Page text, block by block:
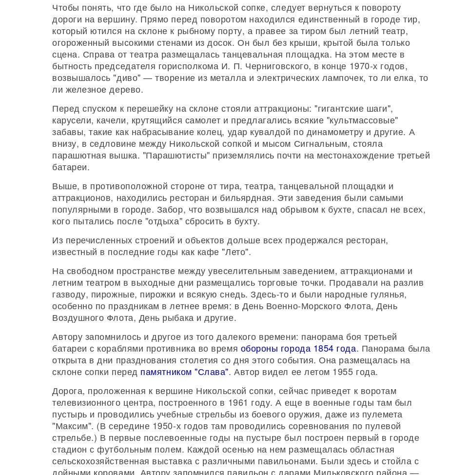
Чтобы понять, что где было на Никольской сопке, следует вернуться к повороту
дороги на вершину. Прямо перед поворотом находился единственный в городе тир,
который ютился на склоне к рыбному порту, а правее за тиром был летний театр,
огороженный высокими стенами из досок. Он был без крыши, крытой была только
сцена. Справа от театра размещалась танцевальная площадка. На этом месте в
бытность председателя горисполкома И. П. Черниговского, в конце 1970-х годов,
возвышалось "диво" — творение из металла и электрических лампочек, то ли елка, то
ли железное дерево.
Перед спуском к перешейку на склоне стояли аттракционы: "гигантские шаги",
карусели, качели, крутящийся самолет и предлагались всякие "культмассовые"
забавы, такие как набрасывание колец, удар кувалдой по динамометру и другие. А
внизу, в седловине между Никольской сопкой и мысом Сигнальным, стояла
парашютная вышка. "Парашютисты" приземлялись почти на местонахождение третьей
батареи.
Выше, в противоположной стороне от тира, театра, танцевальной площадки и
аттракционов, находились ресторан и бильярдная. Эти заведения были самыми
популярными в городе. Забор, что возвышался над обрывом к бухте, спасал не всех,
кого пытались после "отдыха" сбросить в бухту.
Из перечисленных строений и объектов дольше всех продержался ресторан,
известный в последние годы как кафе "Лето".
На свободном пространстве между увеселительным заведением, аттракционами и
летним театром в выходные дни размещались торговые точки. Продавали на разлив
газводу, пирожные, пирожки и всякую снедь. Здесь-то и были народные гулянья,
особенно по праздникам в летнее время: в День Военно-Морского Флота, День
Воздушного Флота, День рыбака и другие.
Автору запомнилось и другое из того далекого времени: панорама боя третьей
батареи с кораблями противника во время обороны города 1854 года. Панорама была
открыта в дни празднования столетия со дня этого события. Она размещалась на
склоне сопки перед памятником "Слава". Автор видел ее летом 1955 года.
Дорога, проложенная к вершине Никольской сопки, сейчас приведет к воротам
телевизионного центра, построенного в 1961 году. А еще в военные годы там был
пустырь и проводились учебные стрельбы из боевого оружия, даже из пулемета
"Максим". (В середине 1950-х годов там проводились соревнования по пулевой
стрельбе.) В первые послевоенные годы на пустыре был построен первый в городе
стадион с футбольным полем. Каждой осенью на нем размещалась областная
сельскохозяйственная выставка с различными павильонами. Были здесь и стойла с
дойными коровами. Автору запомнился павильон с дарами Мильковского района —